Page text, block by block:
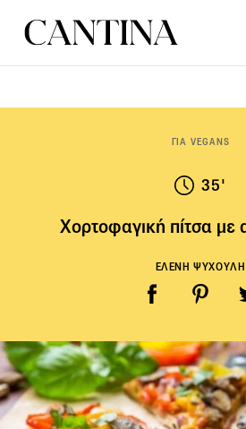
ΓΙΑ VEGANS
35'
Χορτοφαγική πίτσα με
ΕΛΕΝΗ ΨΥΧΟΥΛΗ